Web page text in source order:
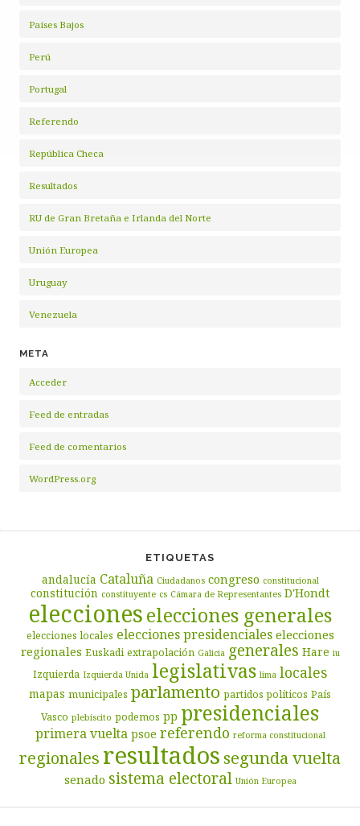
Países Bajos
Perú
Portugal
Referendo
República Checa
Resultados
RU de Gran Bretaña e Irlanda del Norte
Unión Europea
Uruguay
Venezuela
META
Acceder
Feed de entradas
Feed de comentarios
WordPress.org
ETIQUETAS
andalucía Cataluña Ciudadanos congreso constitucional
constitución constituyente cs Cámara de Representantes D'Hondt
eleccioneselecciones generales
elecciones locales elecciones presidenciales elecciones
regionales Euskadi extrapolación Galicia generales Hare iu
Izquierda Izquierda Unida legislativas lima locales
mapas municipales parlamento partidos políticos País
Vasco plebiscito podemos pp presidenciales
primera vuelta psoe referendo reforma constitucional
regionales resultadossegunda vuelta
senado sistema electoral Unión Europea